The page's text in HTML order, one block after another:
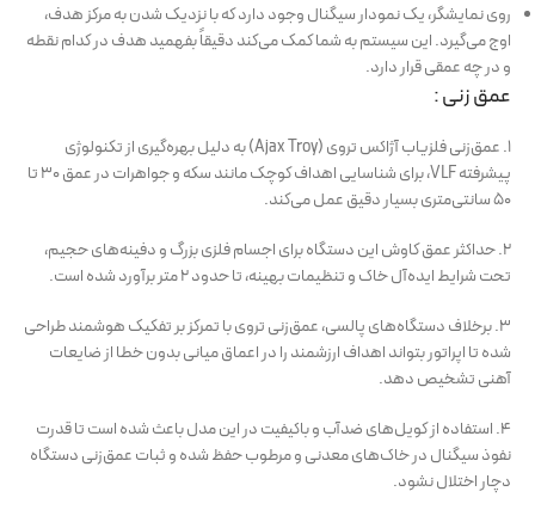
روی نمایشگر، یک نمودار سیگنال وجود دارد که با نزدیک شدن به مرکز هدف،
اوج می‌گیرد. این سیستم به شما کمک می‌کند دقیقاً بفهمید هدف در کدام نقطه
و در چه عمقی قرار دارد.
عمق زنی :
۱. عمق‌زنی فلزیاب آژاکس تروی (Ajax Troy) به دلیل بهره‌گیری از تکنولوژی
پیشرفته VLF، برای شناسایی اهداف کوچک مانند سکه و جواهرات در عمق ۳۰ تا
۵۰ سانتی‌متری بسیار دقیق عمل می‌کند.
۲. حداکثر عمق کاوش این دستگاه برای اجسام فلزی بزرگ و دفینه‌های حجیم،
تحت شرایط ایده‌آل خاک و تنظیمات بهینه، تا حدود ۲ متر برآورد شده است.
۳. برخلاف دستگاه‌های پالسی، عمق‌زنی تروی با تمرکز بر تفکیک هوشمند طراحی
شده تا اپراتور بتواند اهداف ارزشمند را در اعماق میانی بدون خطا از ضایعات
آهنی تشخیص دهد.
۴. استفاده از کویل‌های ضدآب و باکیفیت در این مدل باعث شده است تا قدرت
نفوذ سیگنال در خاک‌های معدنی و مرطوب حفظ شده و ثبات عمق‌زنی دستگاه
دچار اختلال نشود.